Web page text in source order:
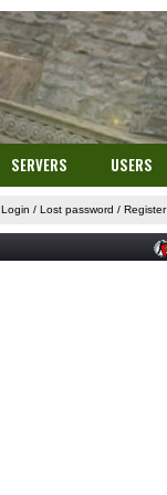
SERVERS USERS
Login / Lost password / Register